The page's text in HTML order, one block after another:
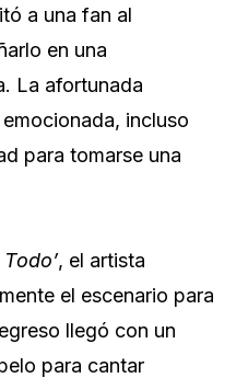
a una fan al
en una
La afortunada
incluso
para tomarse una
Todo’, el artista
el escenario para
llegó con un
para cantar